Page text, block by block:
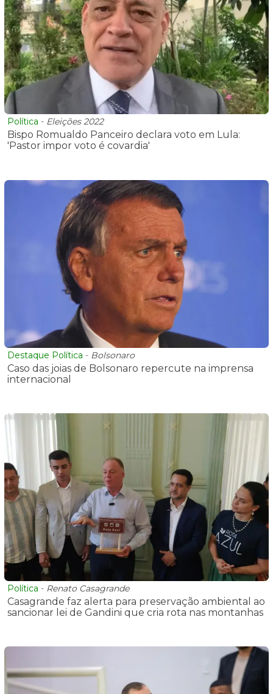
Política - Eleições 2022
Bispo Romualdo Panceiro declara voto em Lula:
'Pastor impor voto é covardia'
Destaque Política - Bolsonaro
Caso das joias de Bolsonaro repercute na imprensa
internacional
Política - Renato Casagrande
Casagrande faz alerta para preservação ambiental ao
sancionar lei de Gandini que cria rota nas montanhas